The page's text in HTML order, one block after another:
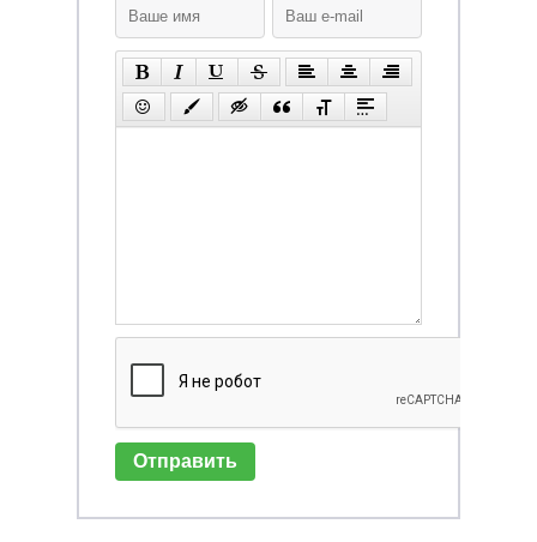
Отправить